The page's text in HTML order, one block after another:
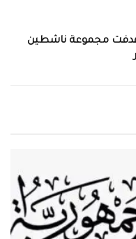
مجموعة ناشطين